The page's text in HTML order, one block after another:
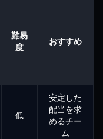
難易
度
おすすめ
低
安定した
配当を求
めるチー
ム